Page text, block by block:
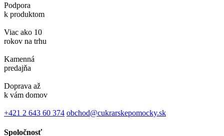
Podpora
k produktom
Viac ako 10
rokov na trhu
Kamenná
predajňa
Doprava až
k vám domov
+421 2 643 60 374 obchod@cukrarskepomocky.sk
Spoločnosť